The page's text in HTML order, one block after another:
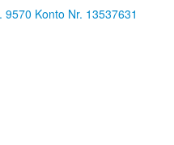
Konto Nr. 13537631